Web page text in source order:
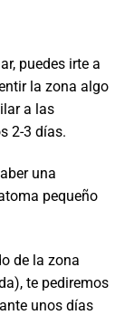
puedes irte a
la zona algo
a las
2-3 días.
una
pequeño
de la zona
te pediremos
unos días